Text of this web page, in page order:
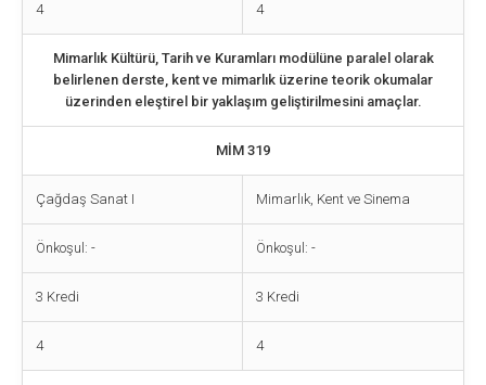
4 4
Mimarlık Kültürü, Tarih ve Kuramları modülüne paralel olarak
belirlenen derste, kent ve mimarlık üzerine teorik okumalar
üzerinden eleştirel bir yaklaşım geliştirilmesini amaçlar.
MİM 319
Çağdaş Sanat I Mimarlık, Kent ve Sinema
Önkoşul: - Önkoşul: -
3 Kredi 3 Kredi
4 4